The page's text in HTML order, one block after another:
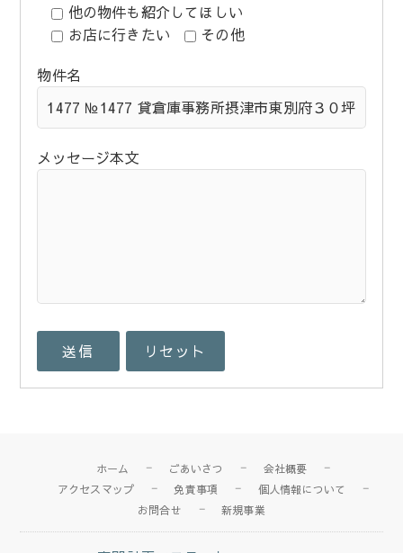
他の物件も紹介してほしい
お店に行きたい
その他
物件名
メッセージ本文
ホーム ごあいさつ
会社概要
アクセスマップ
免責事項
個人情報について
お問合せ
新規事業